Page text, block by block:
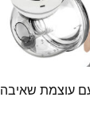
עוצמת שאיבה